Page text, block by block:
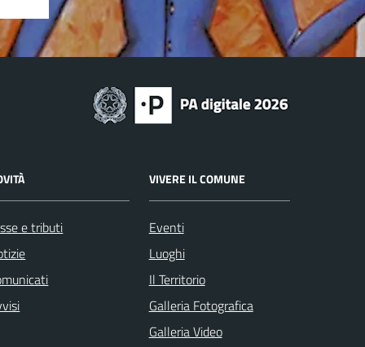
e tributi
VIVERE IL COMUNE
Eventi
Luoghi
Il Territorio
Galleria Fotografica
Galleria Video